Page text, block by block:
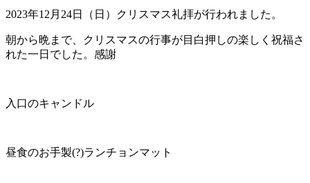
2023年12月24日（日）クリスマス礼拝が行われました。
朝から晩まで、クリスマスの行事が目白押しの楽しく祝福さ
れた一日でした。感謝
入口のキャンドル
昼食のお手製(?)ランチョンマット